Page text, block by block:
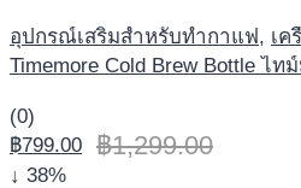
อุปกรณ์เสริมสำหรับทำกาแฟ, เค
Timemore Cold Brew Bottle ไ
(0)
฿1,299.00
฿799.00
↓ 38%